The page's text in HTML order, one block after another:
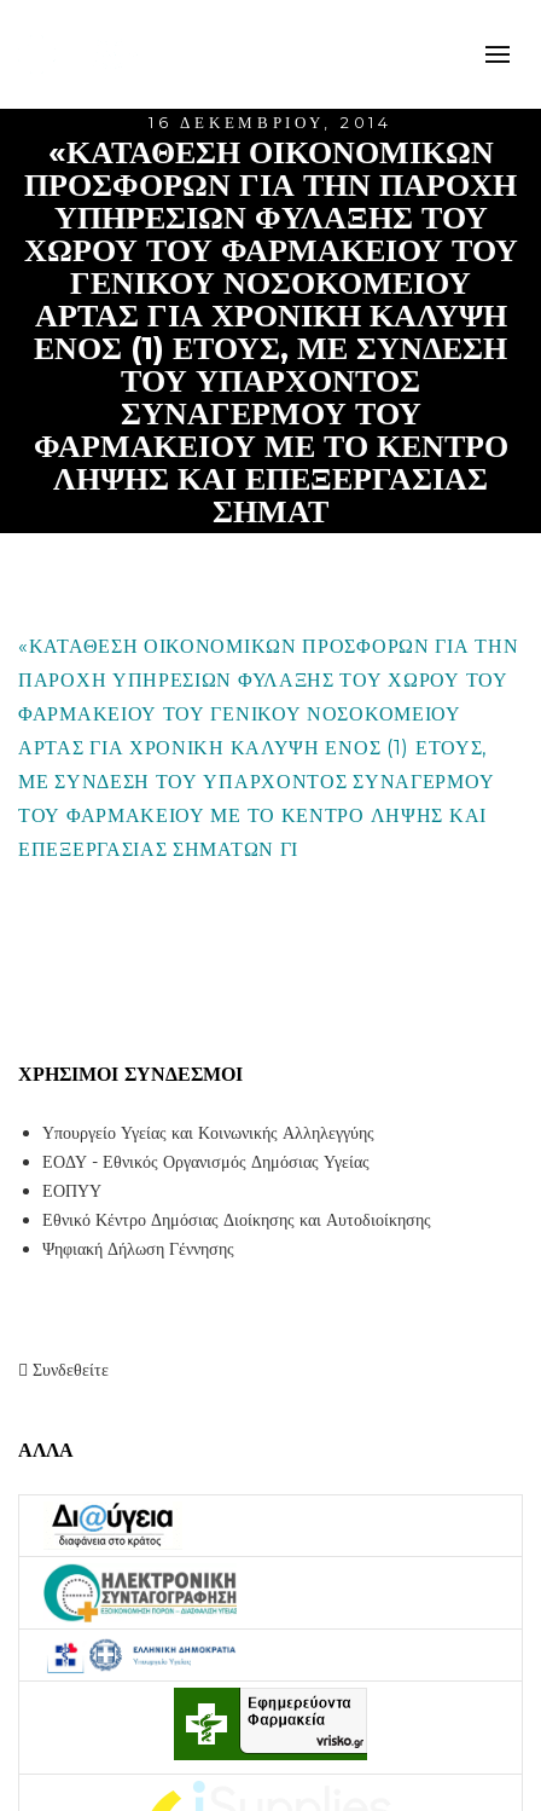
16 ΔΕΚΕΜΒΡΊΟΥ, 2014
«ΚΑΤΑΘΕΣΗ ΟΙΚΟΝΟΜΙΚΩΝ
ΠΡΟΣΦΟΡΩΝ ΓΙΑ ΤΗΝ ΠΑΡΟΧΗ
ΥΠΗΡΕΣΙΩΝ ΦΥΛΑΞΗΣ ΤΟΥ
ΧΩΡΟΥ ΤΟΥ ΦΑΡΜΑΚΕΙΟΥ ΤΟΥ
ΓΕΝΙΚΟΥ ΝΟΣΟΚΟΜΕΙΟΥ
ΑΡΤΑΣ ΓΙΑ ΧΡΟΝΙΚΗ ΚΑΛΥΨΗ
ΕΝΟΣ (1) ΕΤΟΥΣ, ΜΕ ΣΥΝΔΕΣΗ
ΤΟΥ ΥΠΑΡΧΟΝΤΟΣ
ΣΥΝΑΓΕΡΜΟΥ ΤΟΥ
ΦΑΡΜΑΚΕΙΟΥ ΜΕ ΤΟ ΚΕΝΤΡΟ
ΛΗΨΗΣ ΚΑΙ ΕΠΕΞΕΡΓΑΣΙΑΣ
ΣΗΜΑΤ
«ΚΑΤΑΘΕΣΗ ΟΙΚΟΝΟΜΙΚΩΝ ΠΡΟΣΦΟΡΩΝ ΓΙΑ ΤΗΝ
ΠΑΡΟΧΗ ΥΠΗΡΕΣΙΩΝ ΦΥΛΑΞΗΣ ΤΟΥ ΧΩΡΟΥ ΤΟΥ
ΦΑΡΜΑΚΕΙΟΥ ΤΟΥ ΓΕΝΙΚΟΥ ΝΟΣΟΚΟΜΕΙΟΥ
ΑΡΤΑΣ ΓΙΑ ΧΡΟΝΙΚΗ ΚΑΛΥΨΗ ΕΝΟΣ (1) ΕΤΟΥΣ,
ΜΕ ΣΥΝΔΕΣΗ ΤΟΥ ΥΠΑΡΧΟΝΤΟΣ ΣΥΝΑΓΕΡΜΟΥ
ΤΟΥ ΦΑΡΜΑΚΕΙΟΥ ΜΕ ΤΟ ΚΕΝΤΡΟ ΛΗΨΗΣ ΚΑΙ
ΕΠΕΞΕΡΓΑΣΙΑΣ ΣΗΜΑΤΩΝ ΓΙ
ΧΡΉΣΙΜΟΙ ΣΎΝΔΕΣΜΟΙ
Υπουργείο Υγείας και Κοινωνικής Αλληλεγγύης
ΕΟΔΥ - Εθνικός Οργανισμός Δημόσιας Υγείας
ΕΟΠΥΥ
Εθνικό Κέντρο Δημόσιας Διοίκησης και Αυτοδιοίκησης
Ψηφιακή Δήλωση Γέννησης
Συνδεθείτε
ΑΛΛΑ